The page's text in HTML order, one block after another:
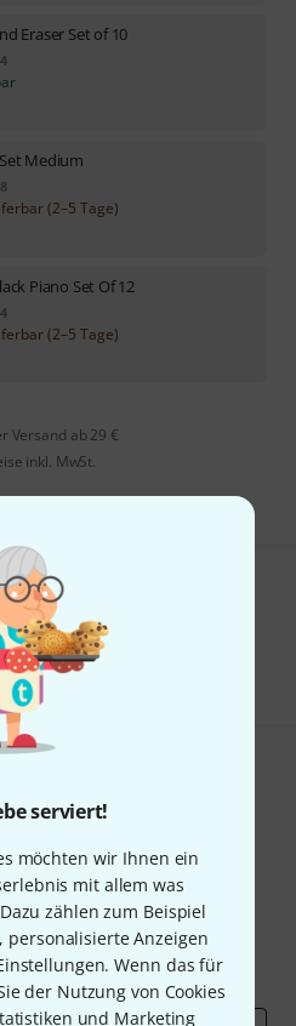
serviert!
möchten wir Ihnen ein
mit allem was
zählen zum Beispiel
personalisierte Anzeigen
Wenn das für
der Nutzung von Cookies
und Marketing
Eraser Set of 10
4
Medium
8
(2–5 Tage)
Piano Set Of 12
4
(2–5 Tage)
Versand ab 29 €
inkl. MwSt.
was Sie sehen?
Hilfe & Feedback
Newsletter
und gewinne mit
über jeweils50€
Deals Thomann Insights